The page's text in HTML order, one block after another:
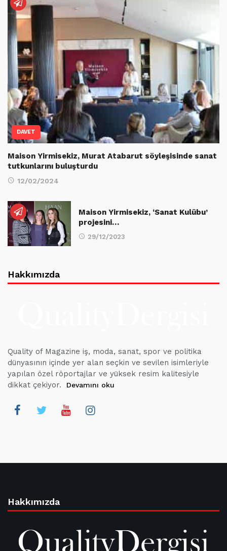
DAVET
Maison Yirmisekiz, Murat Atabarut söyleşisinde sanat
tutkunlarını buluşturdu
12/02/2024
Maison Yirmisekiz, ‘Sanat Kulübu’
projesini…
29/12/2023
Hakkımızda
Quality of Magazine iş, moda, sanat, spor ve politika
dünyasının içinde yer alan seçkin ve sevilen isimleriyle
yapılan özel röportajlar ve yüksek resim kalitesiyle
dikkat çekiyor.
Devamını oku
Hakkımızda